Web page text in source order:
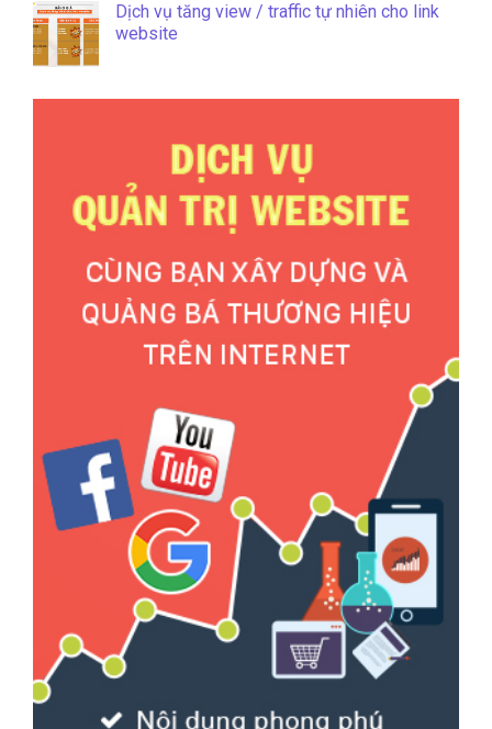
Dịch vụ tăng view / traffic tự nhiên cho link
website